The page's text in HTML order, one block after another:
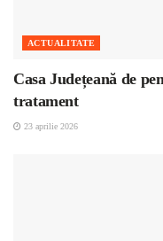
ACTUALITATE
Casa Județeană de
tratament
23 aprilie 2026